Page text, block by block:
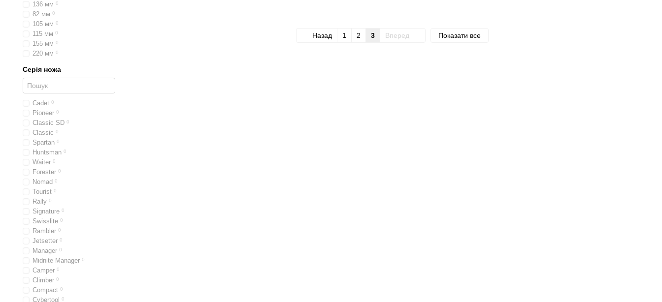
Назад 1 2 3 Вперед Показати все
136 мм 0
82 мм 0
105 мм 0
115 мм 0
155 мм 0
220 мм 0
Серія ножа
Cadet 0
Pioneer 0
Classic SD 0
Classic 0
Spartan 0
Huntsman 0
Waiter 0
Forester 0
Nomad 0
Tourist 0
Rally 0
Signature 0
Swisslite 0
Rambler 0
Jetsetter 0
Manager 0
Midnite Manager 0
Camper 0
Climber 0
Compact 0
Cybertool 0